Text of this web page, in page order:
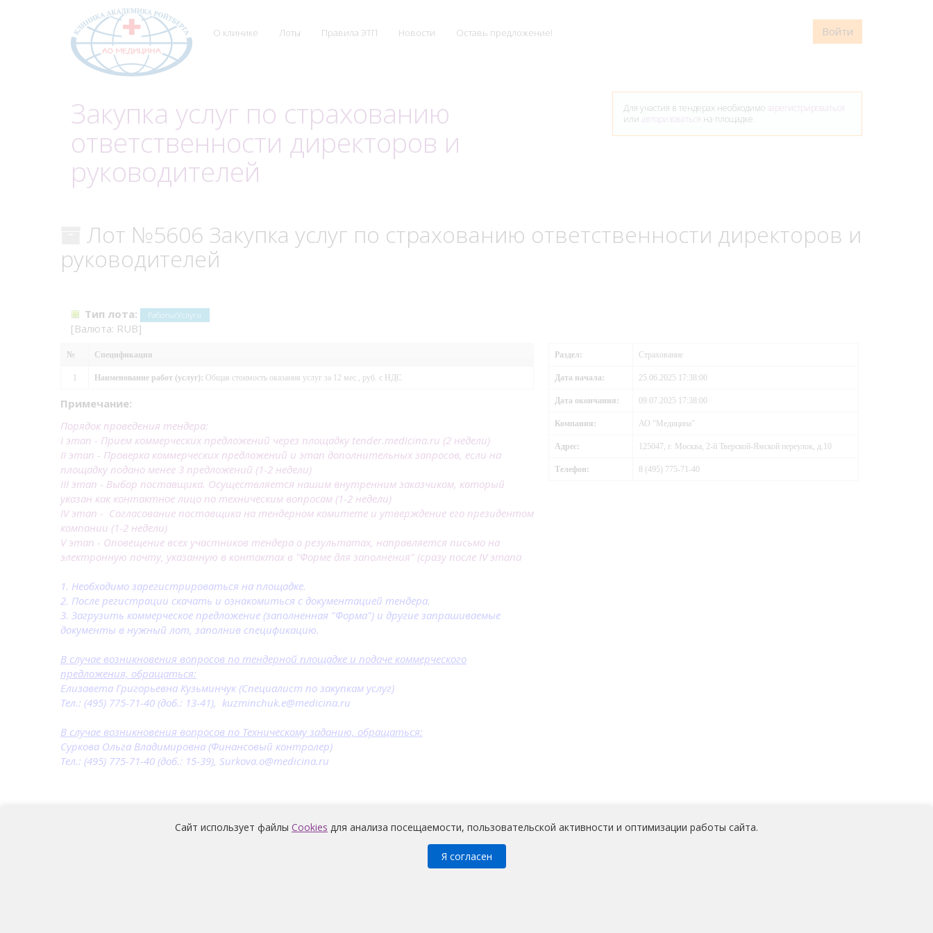
О клинике Лоты Правила ЭТП Новости Оставь предложение! Войти
Закупка услуг по страхованию
ответственности директоров и
руководителей
Для участия в тендерах необходимо зарегистрироваться
или авторизоваться на площадке.
Лот №5606 Закупка услуг по страхованию ответственности директоров и
руководителей
Тип лота: Работы/Услуги
[Валюта: RUB]
№ Спецификация
Наименование работ (услуг): Общая стоимость оказания услуг за 12 мес., руб. с НДС
Примечание:
Порядок проведения тендера:
I этап - Прием коммерческих предложений через площадку tender.medicina.ru (2 недели)
II этап - Проверка коммерческих предложений и этап дополнительных запросов, если на
площадку подано менее 3 предложений (1-2 недели)
III этап - Выбор поставщика. Осуществляется нашим внутренним заказчиком, который
указан как контактное лицо по техническим вопросам (1-2 недели)
IV этап - Согласование поставщика на тендерном комитете и утверждение его президентом
компании (1-2 недели)
V этап - Оповещение всех участников тендера о результатах, направляется письмо на
электронную почту, указанную в контактах в "Форме для заполнения" (сразу после IV этапа
1. Необходимо зарегистрироваться на площадке.
2. После регистрации скачать и ознакомиться с документацией тендера.
3. Загрузить коммерческое предложение (заполненная "Форма") и другие запрашиваемые
документы в нужный лот, заполнив спецификацию.
В случае возникновения вопросов по тендерной площадке и подаче коммерческого
предложения, обращаться:
Елизавета Григорьевна Кузьминчук (Специалист по закупкам услуг)
Тел.: (495) 775-71-40 (доб.: 13-41), kuzminchuk.e@medicina.ru
В случае возникновения вопросов по Техническому заданию, обращаться:
Суркова Ольга Владимировна (Финансовый контролер)
Тел.: (495) 775-71-40 (доб.: 15-39), Surkova.o@medicina.ru
Раздел: Страхование
Дата начала: 25.06.2025 17:38:00
Дата окончания: 09.07.2025 17:38:00
Компания: АО "Медицина"
Адрес: 125047, г. Москва, 2-й Тверской-Ямской переулок, д.10
Телефон: 8 (495) 775-71-40
Сайт использует файлы Cookies для анализа посещаемости, пользовательской активности и оптимизации работы сайта.
Я согласен